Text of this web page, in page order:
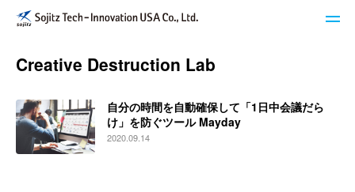
STech I USAのサービス
ブログ
イベント・セミナー
Creative Destruction Lab
自分の時間を自動確保して「1日中会議だら
け」を防ぐツール Mayday
2020.09.14